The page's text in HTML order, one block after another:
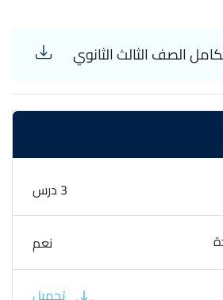
الصف الثالث الثانوي
3 درس
نعم